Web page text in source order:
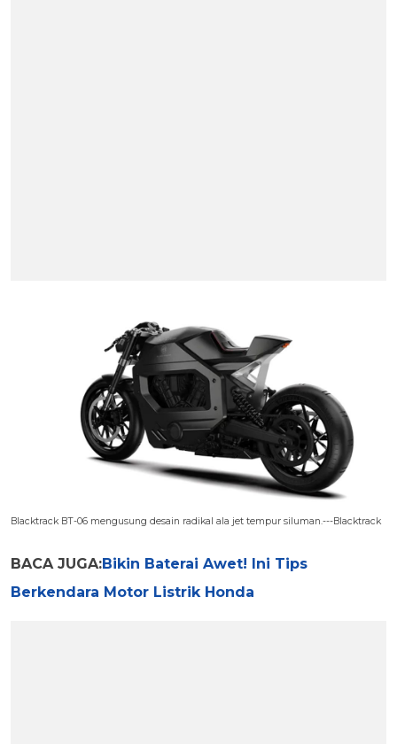
Blacktrack BT-06 mengusung desain radikal ala jet tempur siluman.---Blacktrack
BACA JUGA:Bikin Baterai Awet! Ini Tips
Berkendara Motor Listrik Honda